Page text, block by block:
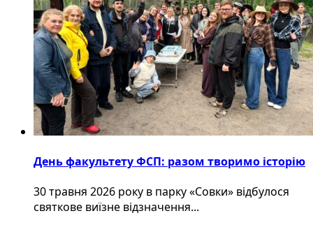
День факультету ФСП: разом творимо історію
30 травня 2026 року в парку «Совки» відбулося
святкове виїзне відзначення...